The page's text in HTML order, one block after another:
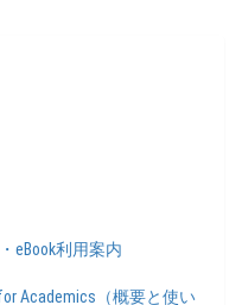
eBook利用案内
Academics（概要と使い